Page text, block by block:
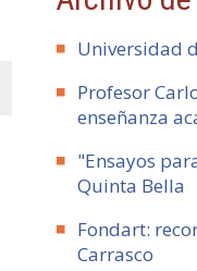
Universidad
Profesor
enseñanza
"Ensayos
Quinta Bella
Fondart:
Carrasco